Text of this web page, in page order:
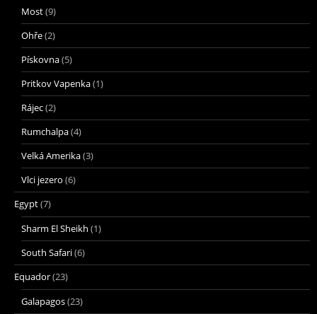
Most(9)
Ohře(2)
Pískovna(5)
Pritkov Vapenka(1)
Rájec(2)
Rumchalpa(4)
Velká Amerika(3)
Vlci jezero (6)
Egypt(7)
Sharm El Sheikh (1)
South Safari(6)
Equador(23)
Galapagos(23)